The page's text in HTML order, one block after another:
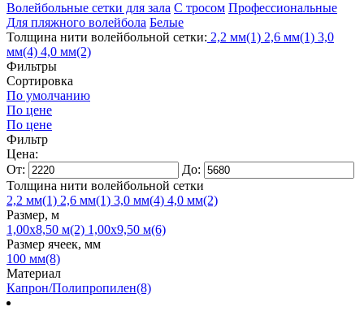
Волейбольные сетки для зала С тросом Профессиональные
Для пляжного волейбола Белые
Толщина нити волейбольной сетки: 2,2 мм(1) 2,6 мм(1) 3,0
мм(4) 4,0 мм(2)
Фильтры
Сортировка
По умолчанию
По цене
По цене
Фильтр
Цена:
От:
До:
Толщина нити волейбольной сетки
2,2 мм(1) 2,6 мм(1) 3,0 мм(4) 4,0 мм(2)
Размер, м
1,00х8,50 м(2) 1,00х9,50 м(6)
Размер ячеек, мм
100 мм(8)
Материал
Капрон/Полипропилен(8)